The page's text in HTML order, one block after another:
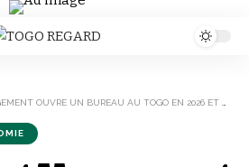
BUREAU AU TOGO EN 2026 ET RENFORCE SA PRÉSENCE EN AFRIQUE DE L’OUEST